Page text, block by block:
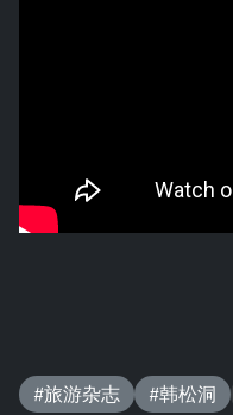
#旅游杂志 #韩松洞